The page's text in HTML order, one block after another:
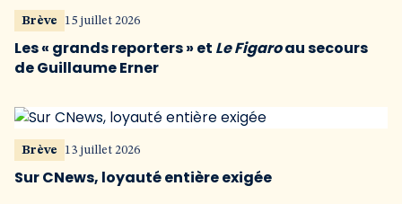
Brève 15 juillet 2026
Les « grands reporters » et Le Figaroau secours
de Guillaume Erner
Brève 13 juillet 2026
Sur CNews, loyauté entière exigée